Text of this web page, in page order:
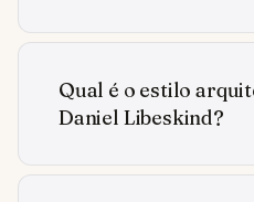
Qual é o estilo
Daniel Libeskind?